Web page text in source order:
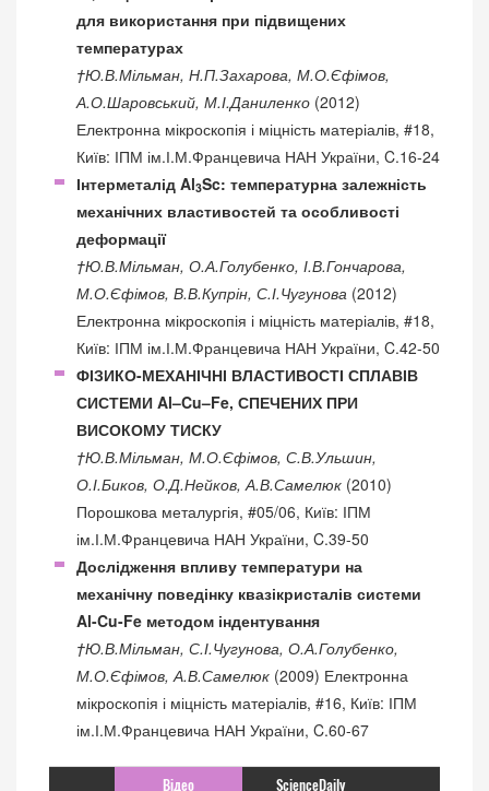
для використання при підвищених
температурах
†Ю.В.Мільман, Н.П.Захарова, М.О.Єфімов,
А.О.Шаровський, М.І.Даниленко (2012)
Електронна мікроскопія і міцність матеріалів, #18,
Київ: ІПМ ім.І.М.Францевича НАН України, C.16-24
Інтерметалід Al3Sc: температурна залежність
механічних властивостей та особливості
деформації
†Ю.В.Мільман, О.А.Голубенко, І.В.Гончарова,
М.О.Єфімов, В.В.Купрін, С.І.Чугунова (2012)
Електронна мікроскопія і міцність матеріалів, #18,
Київ: ІПМ ім.І.М.Францевича НАН України, C.42-50
ФІЗИКО-МЕХАНІЧНІ ВЛАСТИВОСТІ СПЛАВІВ
СИСТЕМИ Al–Cu–Fe, СПЕЧЕНИХ ПРИ
ВИСОКОМУ ТИСКУ
†Ю.В.Мільман, М.О.Єфімов, С.В.Ульшин,
О.І.Биков, О.Д.Нейков, А.В.Самелюк (2010)
Порошкова металургія, #05/06, Київ: ІПМ
ім.І.М.Францевича НАН України, C.39-50
Дослідження впливу температури на
механічну поведінку квазікристалів системи
Al-Cu-Fe методом індентування
†Ю.В.Мільман, С.І.Чугунова, О.А.Голубенко,
М.О.Єфімов, А.В.Самелюк (2009) Електронна
мікроскопія і міцність матеріалів, #16, Київ: ІПМ
ім.І.М.Францевича НАН України, C.60-67
Відео ScienceDaily